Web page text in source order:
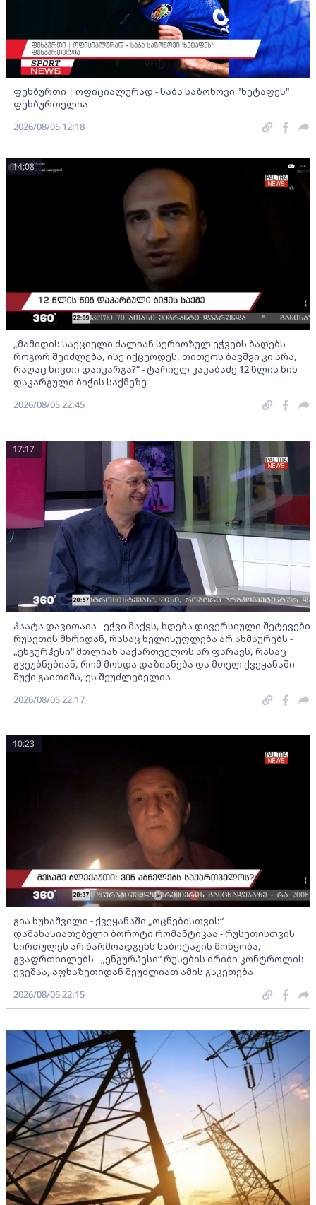
ფეხბურთი | ოფიციალურად - საბა საზონოვი "ხეტაფეს"
ფეხბურთელია
2026/08/05 12:18
„მამიდის საქციელი ძალიან სერიოზულ ეჭვებს ბადებს
როგორ შეიძლება, ისე იქცეოდეს, თითქოს ბავშვი კი არა,
რაღაც ნივთი დაიკარგა?“ - ტარიელ კაკაბაძე 12 წლის წინ
დაკარგული ბიჭის საქმეზე
14:08
2026/08/05 22:45
პაატა დავითაია - ეჭვი მაქვს, ხდება დივერსიული შეტევები
რუსეთის მხრიდან, რასაც ხელისუფლება არ ახმაურებს -
„ენგურჰესი“ მთლიან საქართველოს არ ფარავს, რასაც
გვეუბნებიან, რომ მოხდა დაზიანება და მთელ ქვეყანაში
შუქი გაითიშა, ეს შეუძლებელია
17:17
2026/08/05 22:17
გია ხუხაშვილი - ქვეყანაში „ოცნებისთვის“
დამახასიათებელი ბოროტი რომანტიკაა - რუსეთისთვის
სირთულეს არ წარმოადგენს საბოტაჟის მოწყობა,
გვაფრთხილებს - „ენგურჰესი“ რუსების ირიბი კონტროლის
ქვეშაა, აფხაზეთიდან შეუძლიათ ამის გაკეთება
10:23
2026/08/05 22:15